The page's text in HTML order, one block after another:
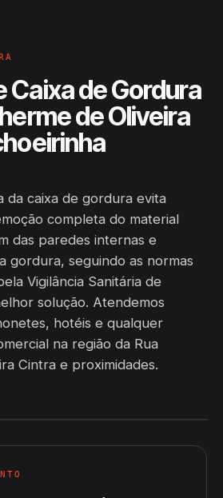
Caixa de Gordura
de Oliveira
da caixa de gordura evita
completa do material
das paredes internas e
gordura, seguindo as normas
Vigilância Sanitária de
solução. Atendemos
hotéis e qualquer
na região da Rua
Cintra e proximidades.